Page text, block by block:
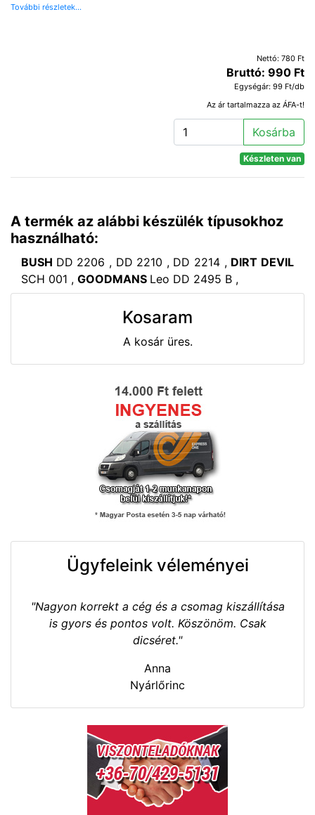
További részletek...
Nettó: 780 Ft
Bruttó: 990 Ft
Egységár: 99 Ft/db
Az ár tartalmazza az ÁFA-t!
Kosárba
Készleten van
A termék az alábbi készülék típusokhoz
használható:
BUSH DD 2206 , DD 2210 , DD 2214 , DIRT DEVIL
SCH 001 , GOODMANS Leo DD 2495 B ,
Kosaram
A kosár üres.
Ügyfeleink véleményei
"Nagyon korrekt a cég és a csomag kiszállítása
is gyors és pontos volt. Köszönöm. Csak
dicséret."
Anna
Nyárlőrinc